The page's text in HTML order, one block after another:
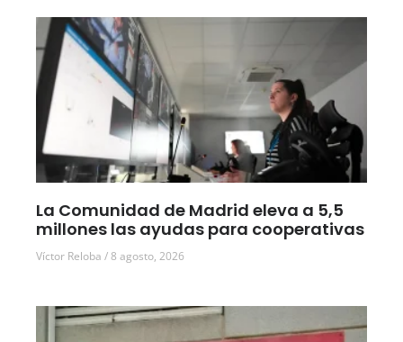
La Comunidad de Madrid eleva a 5,5
millones las ayudas para cooperativas
Víctor Reloba 8 agosto, 2026